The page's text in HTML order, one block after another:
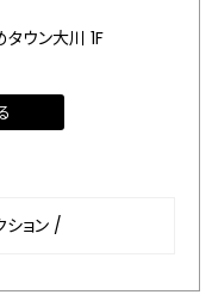
ウン大川 1F
ション /